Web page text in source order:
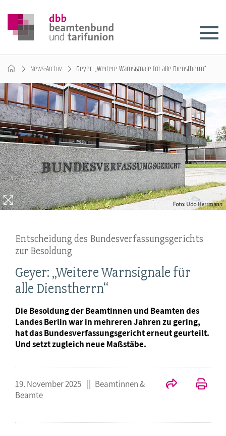
News-Archiv Geyer: „Weitere Warnsignale für alle Dienstherrn“
Entscheidung des Bundesverfassungsgerichts
zur Besoldung
Geyer: „Weitere Warnsignale für
alle Dienstherrn“
Die Besoldung der Beamtinnen und Beamten des
Landes Berlin war in mehreren Jahren zu gering,
hat das Bundesverfassungsgericht erneut geurteilt.
Und setzt zugleich neue Maßstäbe.
19. November 2025
Beamtinnen &
Beamte